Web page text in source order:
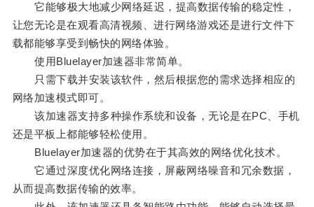
它能够极大地减少网络延迟，提高数据传输的稳定性，
让您无论是在观看高清视频、进行网络游戏还是进行文件下
载都能够享受到畅快的网络体验。
使用Bluelayer加速器非常简单。
只需下载并安装该软件，然后根据您的需求选择相应的
网络加速模式即可。
该加速器支持多种操作系统和设备，无论是在PC、手机
还是平板上都能够轻松使用。
Bluelayer加速器的优势在于其高效的网络优化技术。
它通过深度优化网络连接，屏蔽网络噪音和冗余数据，
从而提高数据传输的效率。